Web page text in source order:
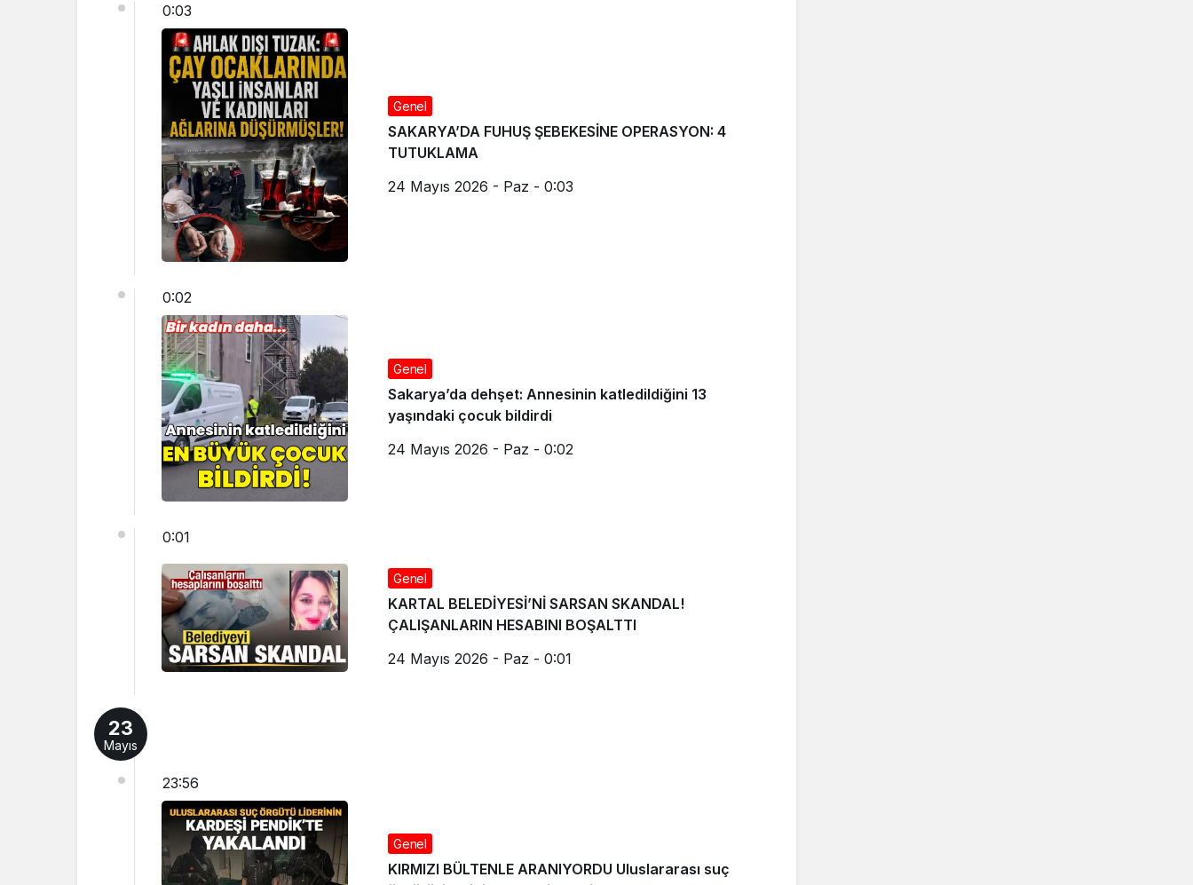
0:03
Genel
SAKARYA’DA FUHUŞ ŞEBEKESİNE OPERASYON: 4
TUTUKLAMA
24 Mayıs 2026 - Paz - 0:03
0:02
Genel
Sakarya’da dehşet: Annesinin katledildiğini 13
yaşındaki çocuk bildirdi
24 Mayıs 2026 - Paz - 0:02
0:01
Genel
KARTAL BELEDİYESİ’Nİ SARSAN SKANDAL!
ÇALIŞANLARIN HESABINI BOŞALTTI
24 Mayıs 2026 - Paz - 0:01
23
Mayıs
23:56
Genel
KIRMIZI BÜLTENLE ARANIYORDU Uluslararası suç